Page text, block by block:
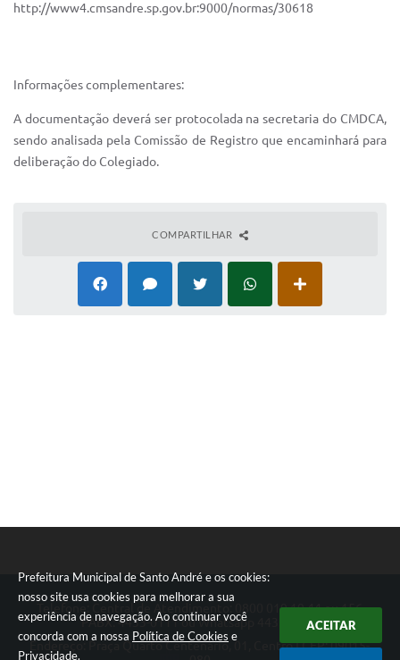
Prefeitura Municipal de Santo André e os cookies:
nosso site usa cookies para melhorar a sua
experiência de navegação. Ao continuar você
concorda com a nossa Política de Cookies e
Privacidade.
ACEITAR
http://www4.cmsandre.sp.gov.br:9000/normas/30618
Informações complementares:
A documentação deverá ser protocolada na secretaria do CMDCA,
sendo analisada pela Comissão de Registro que encaminhará para
deliberação do Colegiado.
COMPARTILHAR
Telefone: Central de Atendimento: 0800 019 19 44 ou 156
PABX: 4433-0111 ou Whatsapp 4433-0123
Endereço: Praça Quarto Centenário, 01, Centro | CEP: 09015-